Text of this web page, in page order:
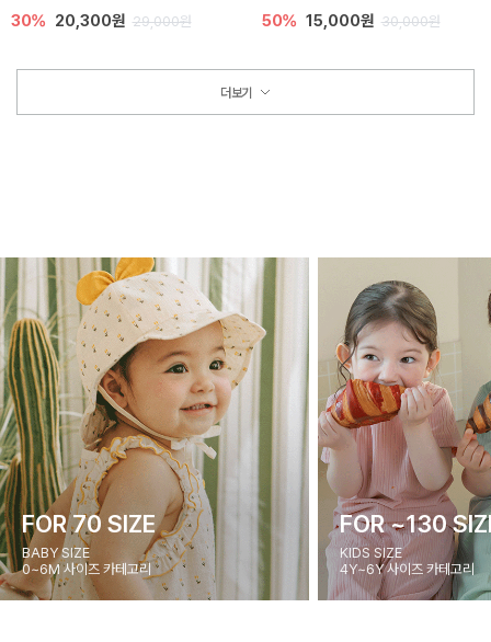
30% 20,300원 29,000원 50% 15,000원 30,000원
더보기
FOR 70 SIZE
BABY SIZE
0~6M 사이즈 카테고리
FOR ~130
KIDS SIZE
4Y~6Y 사이즈 카테고리